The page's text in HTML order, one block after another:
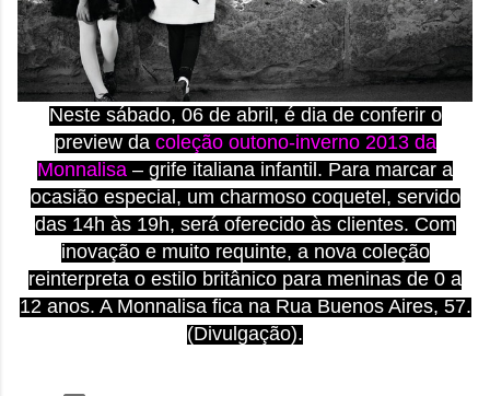
Neste sábado, 06 de abril, é dia de conferir o
preview dacoleção outono-inverno 2013 da
Monnalisa – grife italiana infantil. Para marcar a
ocasião especial, um charmoso coquetel, servido
das 14h às 19h, será oferecido às clientes. Com
inovação e muito requinte, a nova coleção
reinterpreta o estilo britânico para meninas de 0 a
12 anos. A Monnalisa fica na Rua Buenos Aires, 57.
(Divulgação).